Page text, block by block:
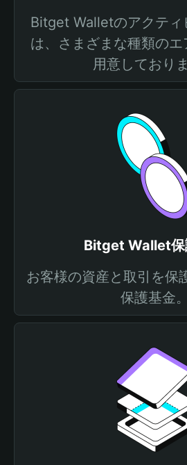
Bitget Walletのアクティ
は、さまざまな種類の
用意しておりま
Bitget Wallet保
お客様の資産と取引を保
保護基金。